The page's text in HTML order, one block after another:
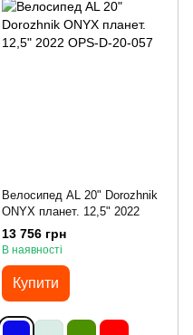
Велосипед AL 20" Dorozhnik
ONYX планет. 12,5" 2022
13 756 грн
В наявності
Купити